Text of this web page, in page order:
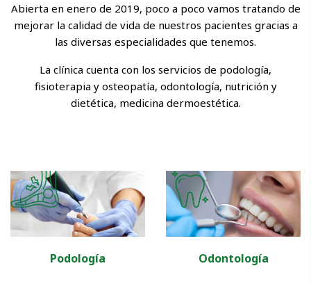
Abierta en enero de 2019, poco a poco vamos tratando de
mejorar la calidad de vida de nuestros pacientes gracias a
las diversas especialidades que tenemos.
La clínica cuenta con los servicios de podología,
fisioterapia y osteopatía, odontología, nutrición y
dietética, medicina dermoestética.
Podología Odontología